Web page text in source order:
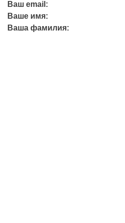
Ваш email:
Ваше имя:
Ваша фамилия: